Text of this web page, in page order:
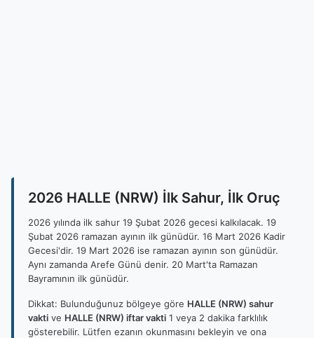
2026 HALLE (NRW) İlk Sahur, İlk Oruç
2026 yılında ilk sahur 19 Şubat 2026 gecesi kalkılacak. 19
Şubat 2026 ramazan ayının ilk günüdür. 16 Mart 2026 Kadir
Gecesi'dir. 19 Mart 2026 ise ramazan ayının son günüdür.
Aynı zamanda Arefe Günü denir. 20 Mart'ta Ramazan
Bayramının ilk günüdür.
Dikkat: Bulunduğunuz bölgeye göre HALLE (NRW) sahur
vakti ve HALLE (NRW) iftar vakti 1 veya 2 dakika farklılık
gösterebilir. Lütfen ezanın okunmasını bekleyin ve ona